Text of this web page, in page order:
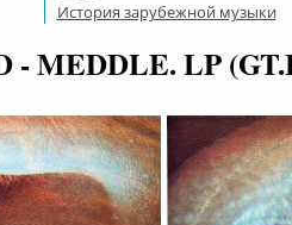
История зарубежной музыки
- MEDDLE. LP